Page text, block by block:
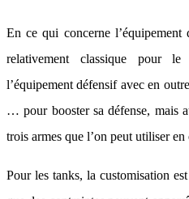
En ce qui concerne l’équipement
relativement classique pour
l’équipement défensif avec en
… pour booster sa défense, mais
trois armes que l’on peut utiliser en
Pour les tanks, la customisation